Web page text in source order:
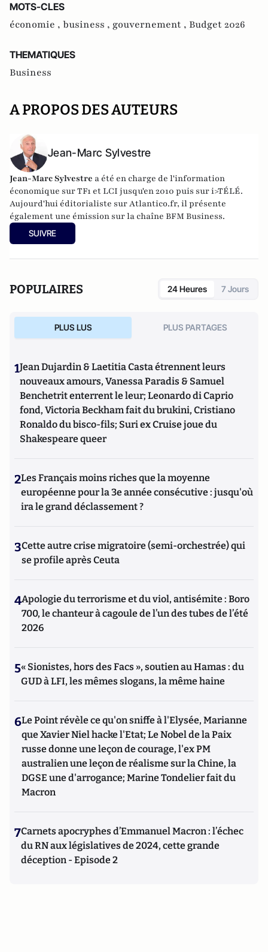
MOTS-CLES
économie , business , gouvernement , Budget 2026
THEMATIQUES
Business
A PROPOS DES AUTEURS
Jean-Marc Sylvestre
Jean-Marc Sylvestre a été en charge de l'information
économique sur TF1 et LCI jusqu'en 2010 puis sur i>TÉLÉ.
Aujourd'hui éditorialiste sur Atlantico.fr, il présente
également une émission sur la chaîne BFM Business.
SUIVRE
POPULAIRES 24 Heures 7 Jours
PLUS LUS PLUS PARTAGES
1Jean Dujardin & Laetitia Casta étrennent leurs
nouveaux amours, Vanessa Paradis & Samuel
Benchetrit enterrent le leur; Leonardo di Caprio
fond, Victoria Beckham fait du brukini, Cristiano
Ronaldo du bisco-fils; Suri ex Cruise joue du
Shakespeare queer
2Les Français moins riches que la moyenne
européenne pour la 3e année consécutive : jusqu'où
ira le grand déclassement ?
3Cette autre crise migratoire (semi-orchestrée) qui
se profile après Ceuta
4Apologie du terrorisme et du viol, antisémite : Boro
700, le chanteur à cagoule de l’un des tubes de l’été
2026
5« Sionistes, hors des Facs », soutien au Hamas : du
GUD à LFI, les mêmes slogans, la même haine
6Le Point révèle ce qu'on sniffe à l'Elysée, Marianne
que Xavier Niel hacke l'Etat; Le Nobel de la Paix
russe donne une leçon de courage, l'ex PM
australien une leçon de réalisme sur la Chine, la
DGSE une d'arrogance; Marine Tondelier fait du
Macron
7Carnets apocryphes d’Emmanuel Macron : l’échec
du RN aux législatives de 2024, cette grande
déception - Episode 2